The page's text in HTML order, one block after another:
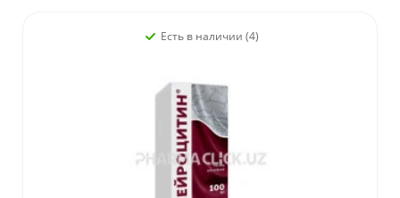
Есть в наличии (4)